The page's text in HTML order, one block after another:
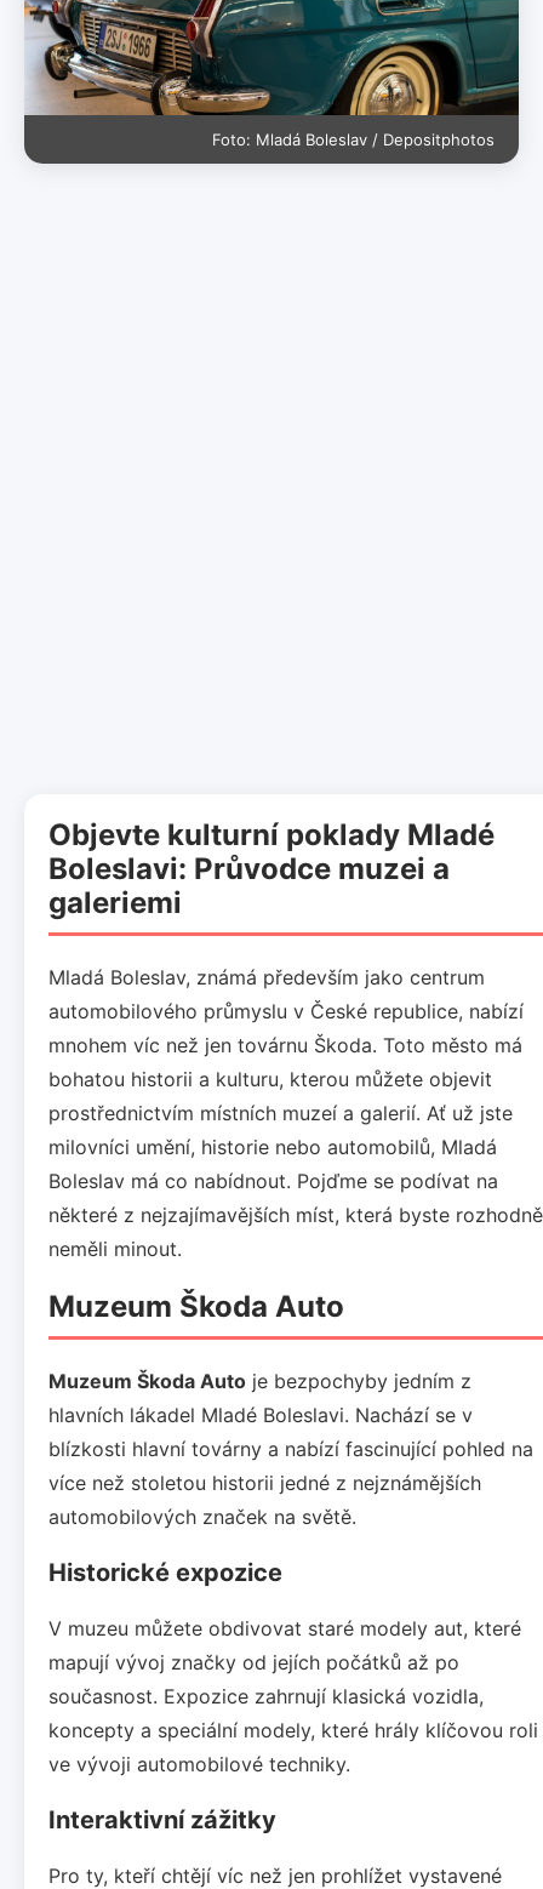
Foto: Mladá Boleslav / Depositphotos
Objevte kulturní poklady Mladé
Boleslavi: Průvodce muzei a
galeriemi
Mladá Boleslav, známá především jako centrum
automobilového průmyslu v České republice, nabízí
mnohem víc než jen továrnu Škoda. Toto město má
bohatou historii a kulturu, kterou můžete objevit
prostřednictvím místních muzeí a galerií. Ať už jste
milovníci umění, historie nebo automobilů, Mladá
Boleslav má co nabídnout. Pojďme se podívat na
některé z nejzajímavějších míst, která byste rozhodně
neměli minout.
Muzeum Škoda Auto
Muzeum Škoda Auto je bezpochyby jedním z
hlavních lákadel Mladé Boleslavi. Nachází se v
blízkosti hlavní továrny a nabízí fascinující pohled na
více než stoletou historii jedné z nejznámějších
automobilových značek na světě.
Historické expozice
V muzeu můžete obdivovat staré modely aut, které
mapují vývoj značky od jejích počátků až po
současnost. Expozice zahrnují klasická vozidla,
koncepty a speciální modely, které hrály klíčovou roli
ve vývoji automobilové techniky.
Interaktivní zážitky
Pro ty, kteří chtějí víc než jen prohlížet vystavené